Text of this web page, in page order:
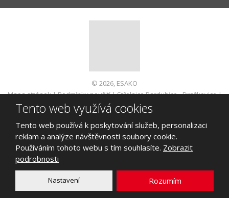
© 2026, ESAKO
Mapa stránek|Podmínky použití|Střelnice Pardubice - Dražkovice|
Informace pro spotřebitele
VYROBILA
Tento web je chráněn pomocí Google ReCAPTCHA a platí pro něj
zásady ochrany osobních údajů a smluvní podmínky
Tento web využívá cookies
Tento web používá k poskytování služeb, personalizaci
reklam a analýze návštěvnosti soubory cookie.
Používáním tohoto webu s tím souhlasíte. Zobrazit
podrobnosti
Nastavení Rozumím